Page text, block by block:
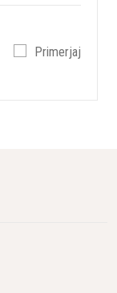
Primerjaj